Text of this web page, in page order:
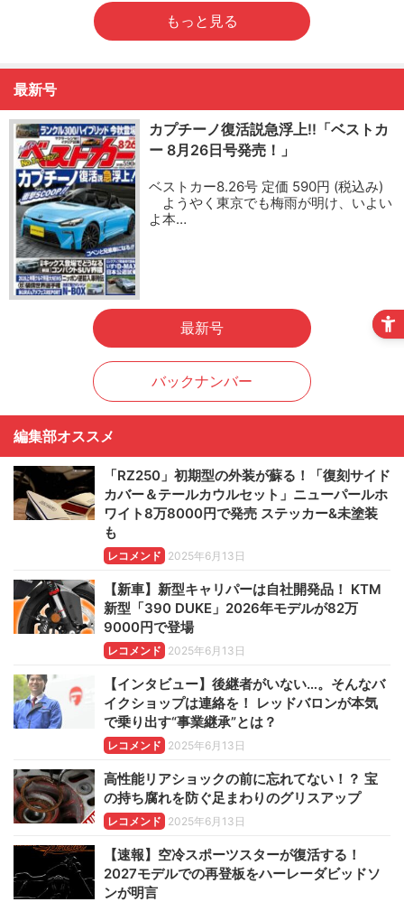
もっと見る
最新号
カプチーノ復活説急浮上!!「ベストカ
ー 8月26日号発売！」
ベストカー8.26号 定価 590円 (税込み)
ようやく東京でも梅雨が明け、いよい
よ本…
最新号
バックナンバー
編集部オススメ
「RZ250」初期型の外装が蘇る！「復刻サイド
カバー＆テールカウルセット」ニューパールホ
ワイト8万8000円で発売 ステッカー&未塗装
も
レコメンド 2025年6月13日
【新車】新型キャリパーは自社開発品！ KTM
新型「390 DUKE」2026年モデルが82万
9000円で登場
レコメンド 2025年6月13日
【インタビュー】後継者がいない…。そんなバ
イクショップは連絡を！ レッドバロンが本気
で乗り出す“事業継承”とは？
レコメンド 2025年6月13日
高性能リアショックの前に忘れてない！？ 宝
の持ち腐れを防ぐ足まわりのグリスアップ
レコメンド 2025年6月13日
【速報】空冷スポーツスターが復活する！
2027モデルでの再登板をハーレーダビッドソ
ンが明言